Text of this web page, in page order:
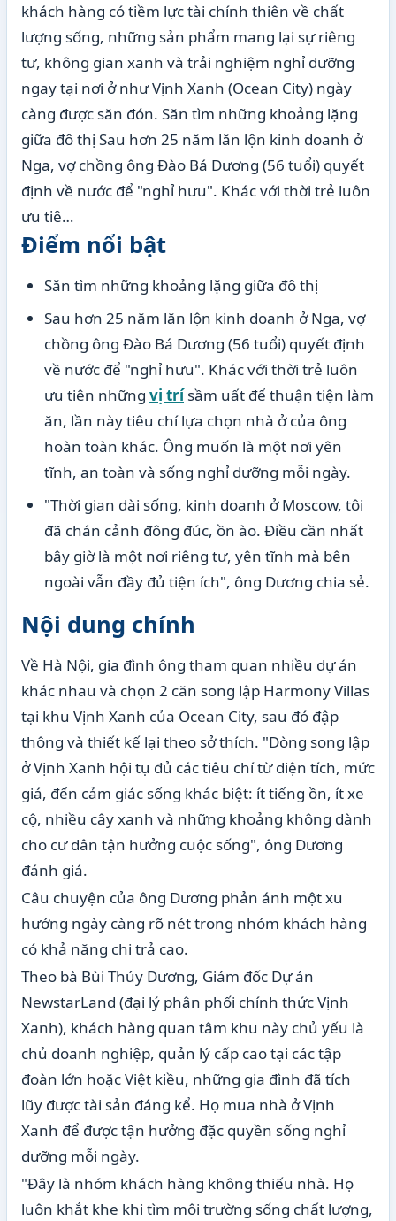
khách hàng có tiềm lực tài chính thiên về chất
lượng sống, những sản phẩm mang lại sự riêng
tư, không gian xanh và trải nghiệm nghỉ dưỡng
ngay tại nơi ở như Vịnh Xanh (Ocean City) ngày
càng được săn đón. Săn tìm những khoảng lặng
giữa đô thị Sau hơn 25 năm lăn lộn kinh doanh ở
Nga, vợ chồng ông Đào Bá Dương (56 tuổi) quyết
định về nước để "nghỉ hưu". Khác với thời trẻ luôn
ưu tiê…
Điểm nổi bật
Săn tìm những khoảng lặng giữa đô thị
Sau hơn 25 năm lăn lộn kinh doanh ở Nga, vợ
chồng ông Đào Bá Dương (56 tuổi) quyết định
về nước để "nghỉ hưu". Khác với thời trẻ luôn
ưu tiên những vị trísầm uất để thuận tiện làm
ăn, lần này tiêu chí lựa chọn nhà ở của ông
hoàn toàn khác. Ông muốn là một nơi yên
tĩnh, an toàn và sống nghỉ dưỡng mỗi ngày.
"Thời gian dài sống, kinh doanh ở Moscow, tôi
đã chán cảnh đông đúc, ồn ào. Điều cần nhất
bây giờ là một nơi riêng tư, yên tĩnh mà bên
ngoài vẫn đầy đủ tiện ích", ông Dương chia sẻ.
Nội dung chính
Về Hà Nội, gia đình ông tham quan nhiều dự án
khác nhau và chọn 2 căn song lập Harmony Villas
tại khu Vịnh Xanh của Ocean City, sau đó đập
thông và thiết kế lại theo sở thích. "Dòng song lập
ở Vịnh Xanh hội tụ đủ các tiêu chí từ diện tích, mức
giá, đến cảm giác sống khác biệt: ít tiếng ồn, ít xe
cộ, nhiều cây xanh và những khoảng không dành
cho cư dân tận hưởng cuộc sống", ông Dương
đánh giá.
Câu chuyện của ông Dương phản ánh một xu
hướng ngày càng rõ nét trong nhóm khách hàng
có khả năng chi trả cao.
Theo bà Bùi Thúy Dương, Giám đốc Dự án
NewstarLand (đại lý phân phối chính thức Vịnh
Xanh), khách hàng quan tâm khu này chủ yếu là
chủ doanh nghiệp, quản lý cấp cao tại các tập
đoàn lớn hoặc Việt kiều, những gia đình đã tích
lũy được tài sản đáng kể. Họ mua nhà ở Vịnh
Xanh để được tận hưởng đặc quyền sống nghỉ
dưỡng mỗi ngày.
"Đây là nhóm khách hàng không thiếu nhà. Họ
luôn khắt khe khi tìm môi trường sống chất lượng,